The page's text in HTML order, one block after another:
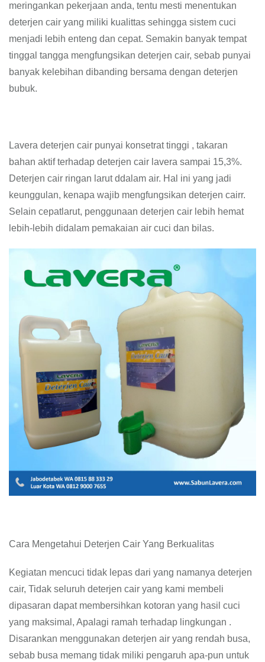
meringankan pekerjaan anda, tentu mesti menentukan
deterjen cair yang miliki kualittas sehingga sistem cuci
menjadi lebih enteng dan cepat. Semakin banyak tempat
tinggal tangga mengfungsikan deterjen cair, sebab punyai
banyak kelebihan dibanding bersama dengan deterjen
bubuk.
Lavera deterjen cair punyai konsetrat tinggi , takaran
bahan aktif terhadap deterjen cair lavera sampai 15,3%.
Deterjen cair ringan larut ddalam air. Hal ini yang jadi
keunggulan, kenapa wajib mengfungsikan deterjen cairr.
Selain cepatlarut, penggunaan deterjen cair lebih hemat
lebih-lebih didalam pemakaian air cuci dan bilas.
Cara Mengetahui Deterjen Cair Yang Berkualitas
Kegiatan mencuci tidak lepas dari yang namanya deterjen
cair, Tidak seluruh deterjen cair yang kami membeli
dipasaran dapat membersihkan kotoran yang hasil cuci
yang maksimal, Apalagi ramah terhadap lingkungan .
Disarankan menggunakan deterjen air yang rendah busa,
sebab busa memang tidak miliki pengaruh apa-pun untuk